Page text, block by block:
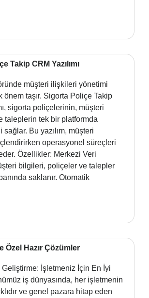
Takip CRM Yazılımı
müşteri ilişkileri yönetimi
önem taşır. Sigorta Poliçe Takip
sigorta poliçelerinin, müşteri
taleplerin tek bir platformda
Bu yazılım, müşteri
operasyonel süreçleri
Özellikler: Merkezi Veri
bilgileri, poliçeler ve talepler
saklanır. Otomatik
Özel Hazır Çözümler
Geliştirme: İşletmeniz İçin En İyi
iş dünyasında, her işletmenin
ve genel pazara hitap eden